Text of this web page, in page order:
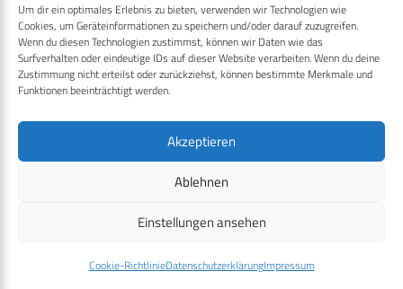
Um dir ein optimales Erlebnis zu bieten, verwenden wir Technologien wie
Cookies, um Geräteinformationen zu speichern und/oder darauf zuzugreifen.
Wenn du diesen Technologien zustimmst, können wir Daten wie das
Surfverhalten oder eindeutige IDs auf dieser Website verarbeiten. Wenn du deine
Zustimmung nicht erteilst oder zurückziehst, können bestimmte Merkmale und
Funktionen beeinträchtigt werden.
Akzeptieren
Ablehnen
Einstellungen ansehen
Cookie-RichtlinieDatenschutzerklärungImpressum
RECHTLICHES
Datenschutzerklärung
Cookie-Richtlinie (EU)
© 2026 CPM GmbH – Alle Rechte vorbehalten